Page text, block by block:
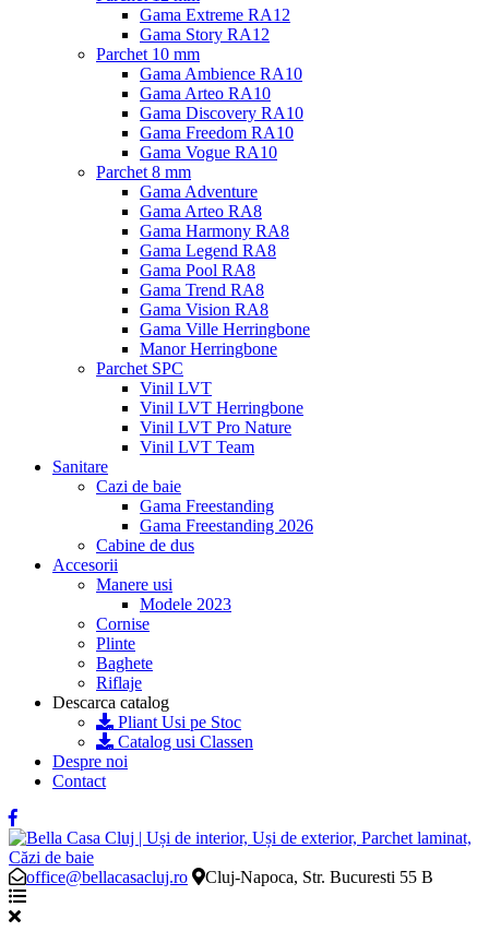
Gama Extreme RA12
Gama Story RA12
Parchet 10 mm
Gama Ambience RA10
Gama Arteo RA10
Gama Discovery RA10
Gama Freedom RA10
Gama Vogue RA10
Parchet 8 mm
Gama Adventure
Gama Arteo RA8
Gama Harmony RA8
Gama Legend RA8
Gama Pool RA8
Gama Trend RA8
Gama Vision RA8
Gama Ville Herringbone
Manor Herringbone
Parchet SPC
Vinil LVT
Vinil LVT Herringbone
Vinil LVT Pro Nature
Vinil LVT Team
Sanitare
Cazi de baie
Gama Freestanding
Gama Freestanding 2026
Cabine de dus
Accesorii
Manere usi
Modele 2023
Cornise
Plinte
Baghete
Riflaje
Descarca catalog
Pliant Usi pe Stoc
Catalog usi Classen
Despre noi
Contact
office@bellacasacluj.ro Cluj-Napoca, Str. Bucuresti 55 B